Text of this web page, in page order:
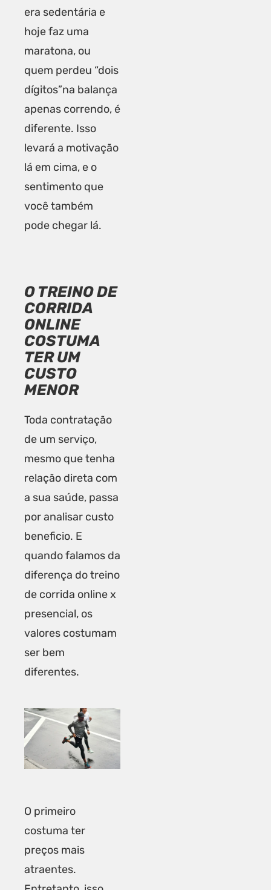
era sedentária e
hoje faz uma
maratona, ou
quem perdeu “dois
dígitos”na balança
apenas correndo, é
diferente. Isso
levará a motivação
lá em cima, e o
sentimento que
você também
pode chegar lá.
O TREINO DE
CORRIDA
ONLINE
COSTUMA
TER UM
CUSTO
MENOR
Toda contratação
de um serviço,
mesmo que tenha
relação direta com
a sua saúde, passa
por analisar custo
beneficio. E
quando falamos da
diferença do treino
de corrida online x
presencial, os
valores costumam
ser bem
diferentes.
O primeiro
costuma ter
preços mais
atraentes.